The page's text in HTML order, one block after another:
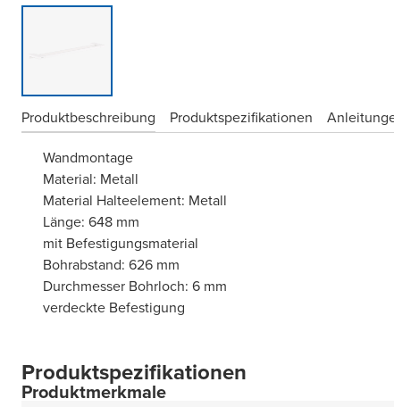
Produktbeschreibung Produktspezifikationen
Wandmontage
Material: Metall
Material Halteelement: Metall
Länge: 648 mm
mit Befestigungsmaterial
Bohrabstand: 626 mm
Durchmesser Bohrloch: 6 mm
verdeckte Befestigung
Produktspezifikationen
Produktmerkmale